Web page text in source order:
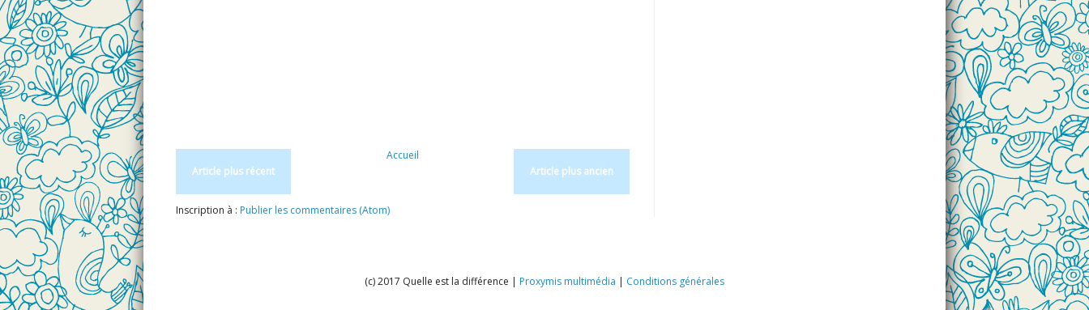
Article plus récent Article plus ancien
Accueil
Inscription à : Publier les commentaires (Atom)
(c) 2017 Quelle est la différence | Proxymis multimédia | Conditions générales